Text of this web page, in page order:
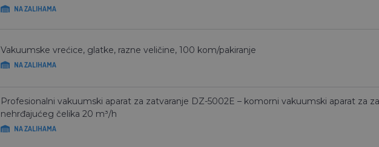
NA ZALIHAMA
Vakuumske vrećice, glatke, razne veličine, 100 kom/pakiranje
NA ZALIHAMA
Profesionalni vakuumski aparat za zatvaranje DZ-5002E – komorni vakuumski aparat za
nehrđajućeg čelika 20 m³/h
NA ZALIHAMA